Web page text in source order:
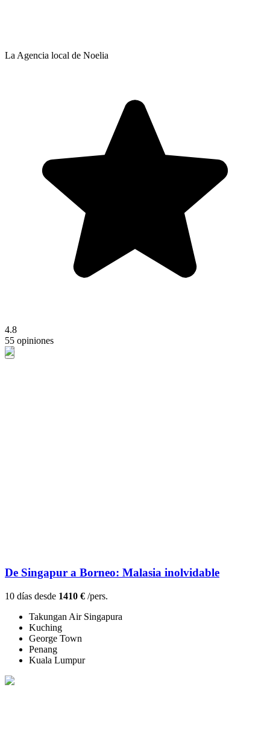
La Agencia local de Noelia
4.8
55 opiniones
De Singapur a Borneo: Malasia inolvidable
10 días desde 1410 € /pers.
Takungan Air Singapura
Kuching
George Town
Penang
Kuala Lumpur